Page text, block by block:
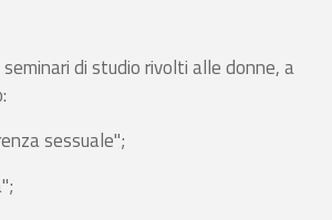
di studio rivolti alle donne, a
sessuale";